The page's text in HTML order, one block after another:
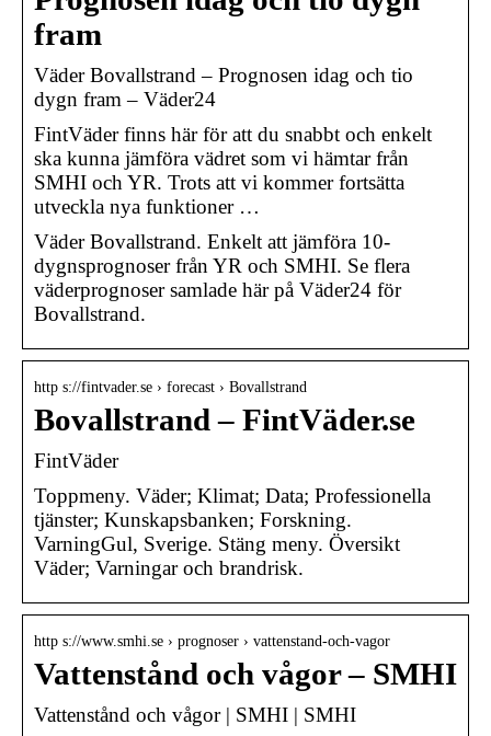
fram
Väder Bovallstrand – Prognosen idag och tio
dygn fram – Väder24
FintVäder finns här för att du snabbt och enkelt
ska kunna jämföra vädret som vi hämtar från
SMHI och YR. Trots att vi kommer fortsätta
utveckla nya funktioner …
Väder Bovallstrand. Enkelt att jämföra 10-
dygnsprognoser från YR och SMHI. Se flera
väderprognoser samlade här på Väder24 för
Bovallstrand.
http s://fintvader.se › forecast › Bovallstrand
Bovallstrand – FintVäder.se
FintVäder
Toppmeny. Väder; Klimat; Data; Professionella
tjänster; Kunskapsbanken; Forskning.
VarningGul, Sverige. Stäng meny. Översikt
Väder; Varningar och brandrisk.
http s://www.smhi.se › prognoser › vattenstand-och-vagor
Vattenstånd och vågor – SMHI
Vattenstånd och vågor | SMHI | SMHI